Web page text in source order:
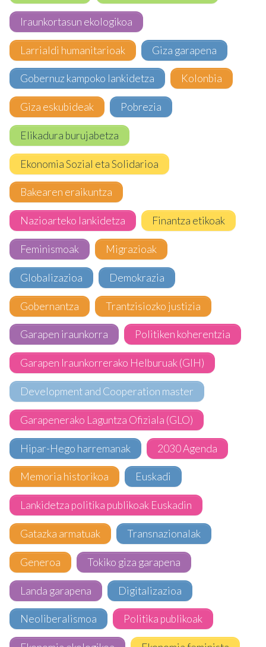
Iraunkortasun ekologikoa
Larrialdi humanitarioak Giza garapena
Gobernuz kampoko lankidetza Kolonbia
Giza eskubideak Pobrezia
Elikadura burujabetza
Ekonomia Sozial eta Solidarioa
Bakearen eraikuntza
Nazioarteko lankidetza Finantza etikoak
Feminismoak Migrazioak
Globalizazioa Demokrazia
Gobernantza Trantzisiozko justizia
Garapen iraunkorra Politiken koherentzia
Garapen Iraunkorrerako Helburuak (GIH)
Development and Cooperation master
Garapenerako Laguntza Ofiziala (GLO)
Hipar-Hego harremanak 2030 Agenda
Memoria historikoa Euskadi
Lankidetza politika publikoak Euskadin
Gatazka armatuak Transnazionalak
Generoa Tokiko giza garapena
Landa garapena Digitalizazioa
Neoliberalismoa Politika publikoak